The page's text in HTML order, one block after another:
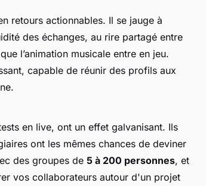
retours actionnables. Il se jauge à
des échanges, au rire partagé entre
l’animation musicale entre en jeu.
capable de réunir des profils aux
en live, ont un effet galvanisant. Ils
ont les mêmes chances de deviner
des groupes de 5 à 200 personnes, et
vos collaborateurs autour d'un projet